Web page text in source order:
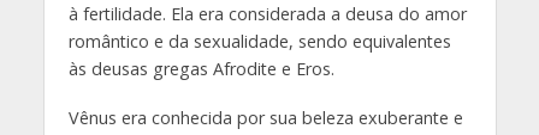
à fertilidade. Ela era considerada a deusa do amor
romântico e da sexualidade, sendo equivalentes
às deusas gregas Afrodite e Eros.
Vênus era conhecida por sua beleza exuberante e